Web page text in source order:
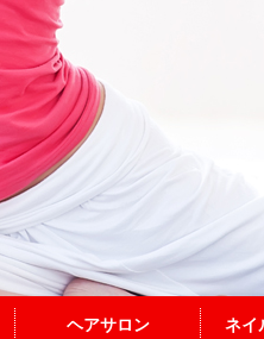
ヘアサロン ネイ